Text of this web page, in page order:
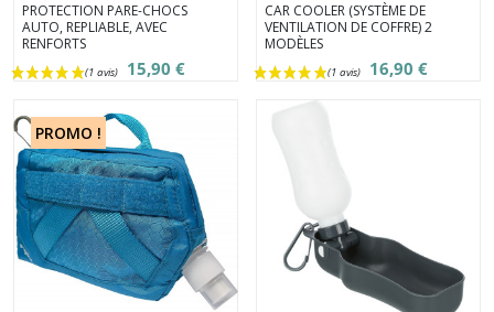
PROTECTION PARE-CHOCS
AUTO, REPLIABLE, AVEC
RENFORTS
15,90 €
CAR COOLER (SYSTÈME DE
VENTILATION DE COFFRE) 2
MODÈLES
16,90 €
PROMO !